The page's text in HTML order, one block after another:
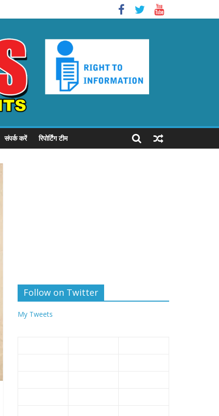
संपर्क करें रिपोर्टिंग टीम
Follow on Twitter
My Tweets